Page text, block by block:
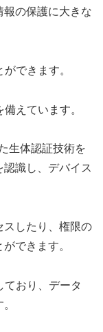
報の保護に大きな
できます。
えています。
生体認証技術を
識し、デバイス
スしたり、権限の
できます。
ており、データ